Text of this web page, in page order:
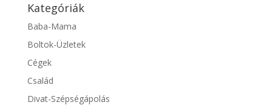
Kategóriák
Baba-Mama
Boltok-Üzletek
Cégek
Család
Divat-Szépségápolás